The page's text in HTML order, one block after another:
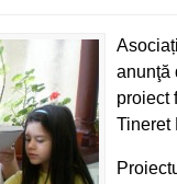
anunţă
proiect
Tineret